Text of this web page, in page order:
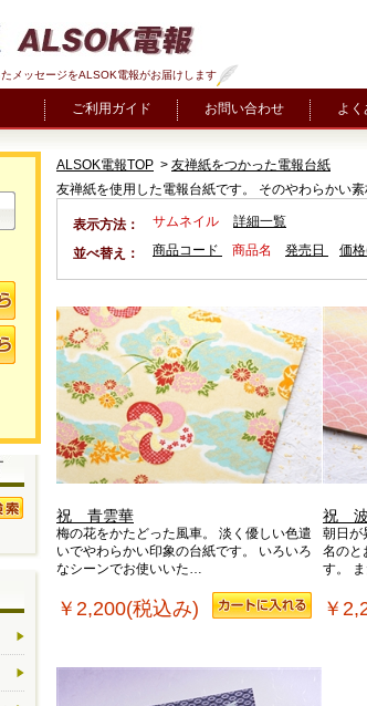
メッセージをALSOK電報がお届けします
ご利用ガイド お問い合わせ よく
ALSOK電報TOP > 友禅紙をつかった電報台紙
友禅紙を使用した電報台紙です。 そのやわらかい
表示方法： サムネイル 詳細一覧
並べ替え： 商品コード 商品名 発売日 価
祝 青雲華
梅の花をかたどった風車。 淡く優しい色遣
いでやわらかい印象の台紙です。 いろいろ
なシーンでお使いいた…
￥2,200(税込み)
祝
朝日が
名のと
す。
￥